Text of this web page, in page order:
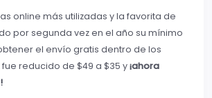
online más utilizadas y la favorita de
por segunda vez en el año su mínimo
el envío gratis dentro de los
fue reducido de $49 a $35 y¡ahora